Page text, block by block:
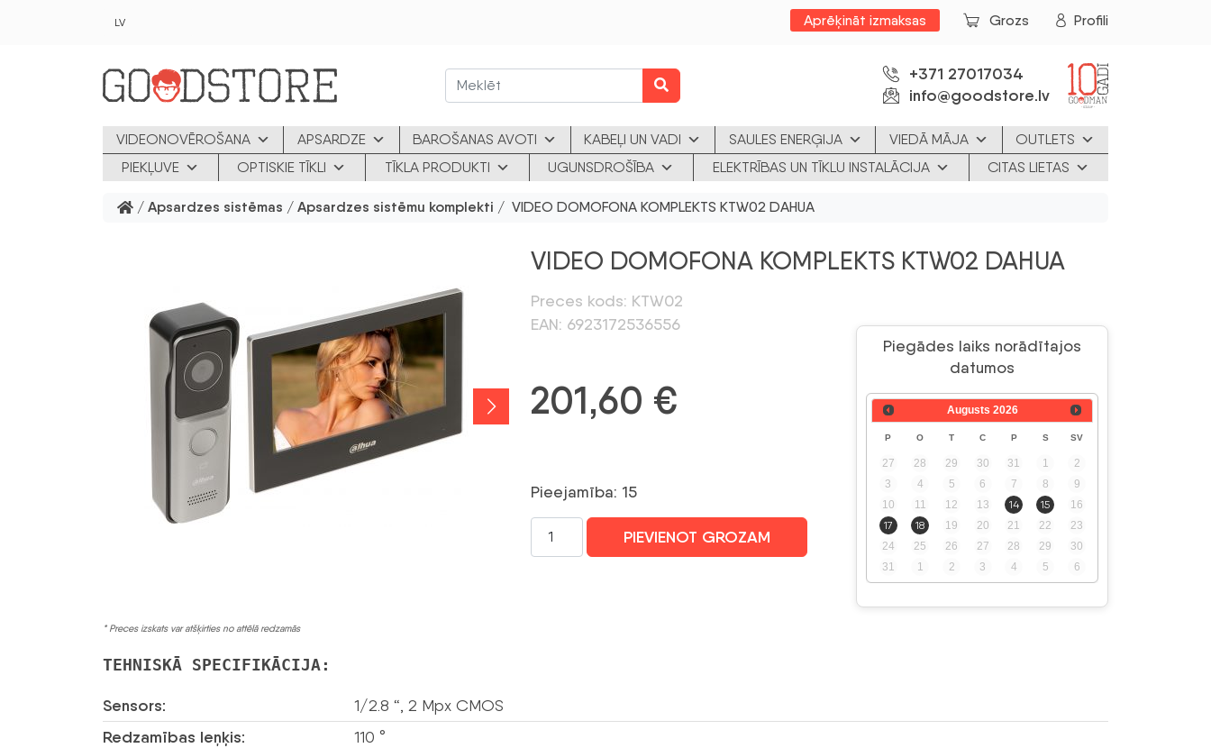
LV Aprēķināt izmaksas Grozs Profili
+371 27017034
info@goodstore.lv
VIDEONOVĒROŠANA APSARDZE BAROŠANAS AVOTI KABEĻI UN VADI SAULES ENERĢIJA VIEDĀ MĀJA
OUTLETS
PIEKĻUVE
OPTISKIE TĪKLI TĪKLA PRODUKTI UGUNSDROŠĪBA ELEKTRĪBAS UN TĪKLU INSTALĀCIJA CITAS LIETAS
/ Apsardzes sistēmas / Apsardzes sistēmu komplekti / VIDEO DOMOFONA KOMPLEKTS KTW02 DAHUA
* Preces izskats var atšķirties no attēlā redzamās
VIDEO DOMOFONA KOMPLEKTS KTW02 DAHUA
Preces kods: KTW02
EAN: 6923172536556
Piegādes laiks norādītajos
datumos
Augusts 2026
P O T C P S SV
27 28 29 30 31 1
2
3
4 5 6 7 8
9
10
11 12 13 14 15
16
17
18 19 20 21 22
23
24
25 26 27 28 29
30
31
1 2 3 4 5 6
201,60 €
Pieejamība: 15
DOMOFONA
PIEVIENOT GROZAM
TEHNISKĀ SPECIFIKĀCIJA:
Sensors: 1/2.8 “, 2 Mpx CMOS
Redzamības leņķis: 110 °